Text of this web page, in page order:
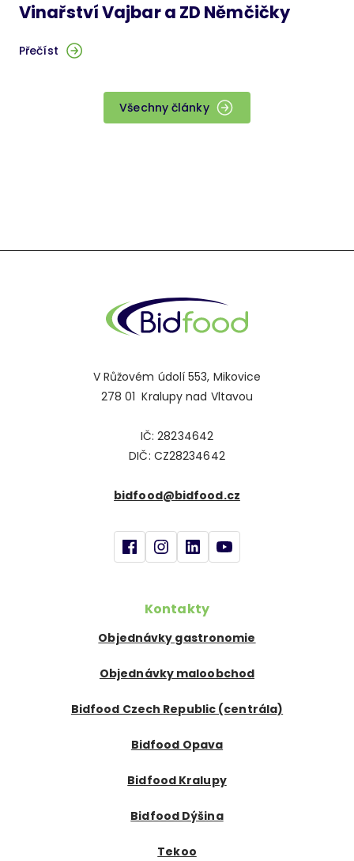
Vinařství Vajbar a ZD Němčičky
Přečíst
Všechny články
V Růžovém údolí 553, Mikovice
278 01 Kralupy nad Vltavou
IČ: 28234642
DIČ: CZ28234642
bidfood@bidfood.cz
Kontakty
Objednávky gastronomie
Objednávky maloobchod
Bidfood Czech Republic (centrála)
Bidfood Opava
Bidfood Kralupy
Bidfood Dýšina
Tekoo